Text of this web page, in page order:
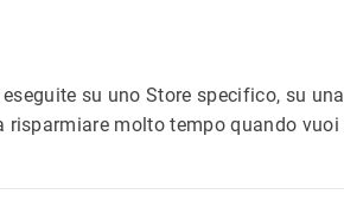
su uno Store specifico, su una
risparmiare molto tempo quando vuoi